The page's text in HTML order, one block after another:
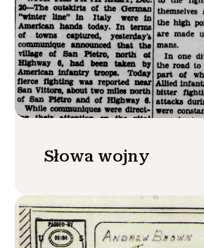
Słowa wojny